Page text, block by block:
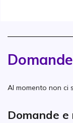
Al momento non ci
Domande